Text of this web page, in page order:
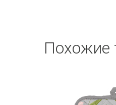
Похожие